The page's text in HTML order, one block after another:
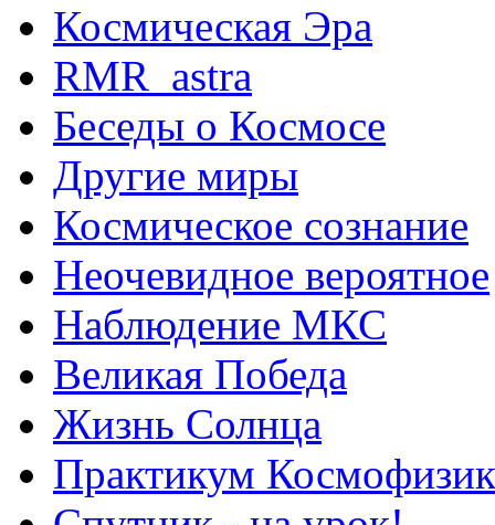
Космическая Эра
RMR_astra
Беседы о Космосе
Другие миры
Космическое сознание
Неочевидное вероятное
Наблюдение МКС
Великая Победа
Жизнь Солнца
Практикум